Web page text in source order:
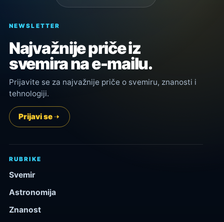
NEWSLETTER
Najvažnije priče iz
svemira na e-mailu.
Prijavite se za najvažnije priče o svemiru, znanosti i
tehnologiji.
Prijavi se
RUBRIKE
Svemir
Astronomija
Znanost